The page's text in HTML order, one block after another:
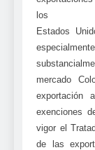
los
Estados
mercado
exportación
exenciones
vigor el
de las